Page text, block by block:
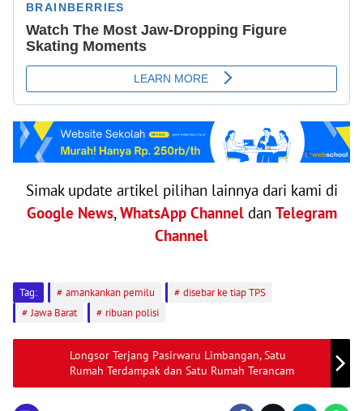
Simak update artikel pilihan lainnya dari kami di
Google News,WhatsApp Channeldan Telegram
Channel
Tag: amankankan pemilu
disebar ke tiap TPS
Jawa Barat
ribuan polisi
Longsor Terjang Pasirwaru Limbangan, Satu
Rumah Terdampak dan Satu Rumah Terancam